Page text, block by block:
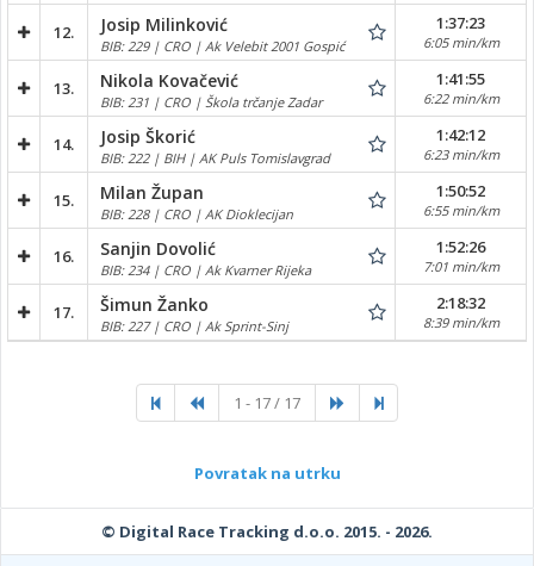
12. Josip Milinković
BIB: 229 | CRO | Ak Velebit 2001 Gospić
1:37:23
6:05 min/km
13. Nikola Kovačević
BIB: 231 | CRO | Škola trčanje Zadar
1:41:55
6:22 min/km
14. Josip Škorić
BIB: 222 | BIH | AK Puls Tomislavgrad
1:42:12
6:23 min/km
15. Milan Župan
BIB: 228 | CRO | AK Dioklecijan
1:50:52
6:55 min/km
16. Sanjin Dovolić
BIB: 234 | CRO | Ak Kvarner Rijeka
1:52:26
7:01 min/km
17. Šimun Žanko
BIB: 227 | CRO | Ak Sprint-Sinj
2:18:32
8:39 min/km
1 - 17 / 17
Povratak na utrku
© Digital Race Tracking d.o.o. 2015. - 2026.